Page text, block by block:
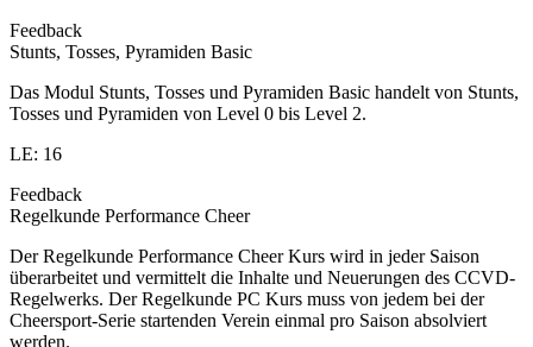
Feedback
Stunts, Tosses, Pyramiden Basic
Das Modul Stunts, Tosses und Pyramiden Basic handelt von Stunts,
Tosses und Pyramiden von Level 0 bis Level 2.
LE: 16
Feedback
Regelkunde Performance Cheer
Der Regelkunde Performance Cheer Kurs wird in jeder Saison
überarbeitet und vermittelt die Inhalte und Neuerungen des CCVD-
Regelwerks. Der Regelkunde PC Kurs muss von jedem bei der
Cheersport-Serie startenden Verein einmal pro Saison absolviert
werden.